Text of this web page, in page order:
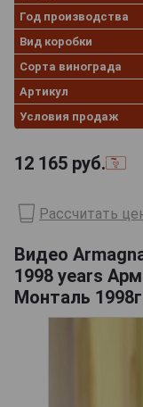
Год производства
Вид коробки
Сорта винограда
Артикул
Условия продаж
12 165 руб.
Рассчитать
Видео
1998 years
Монталь